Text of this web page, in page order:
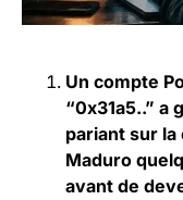
Un compte
“0x31a5..” a
pariant sur la
Maduro
avant de